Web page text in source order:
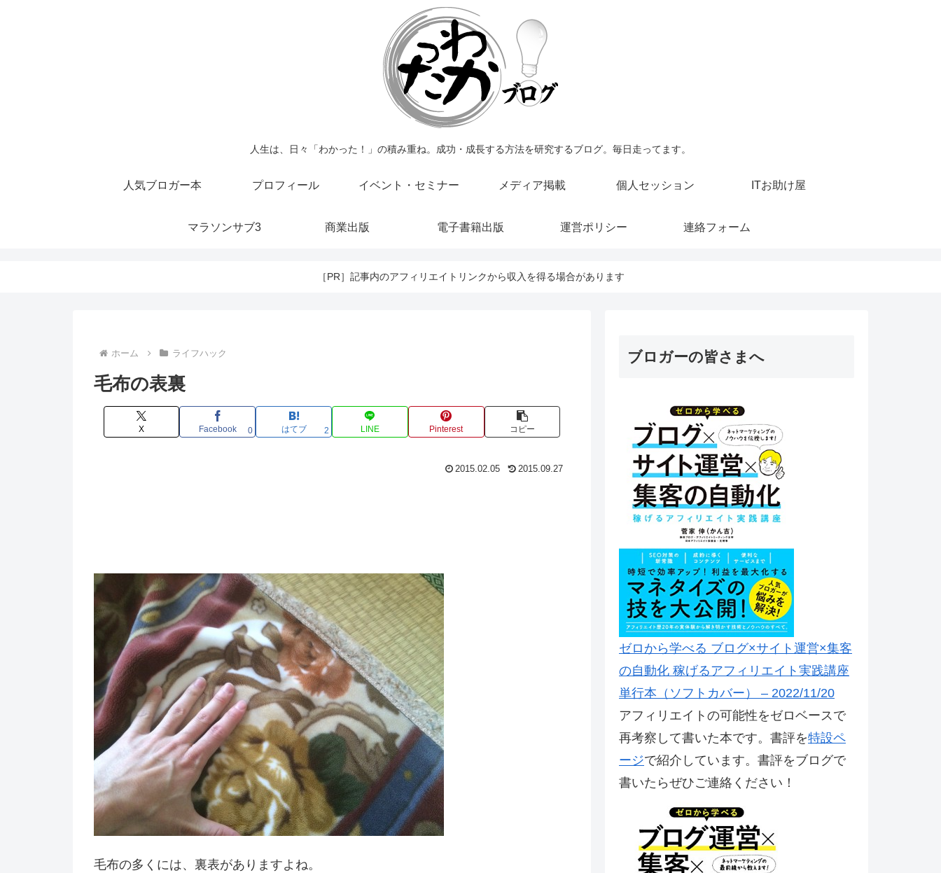
人生は、日々「わかった！」の積み重ね。成功・成長する方法を研究するブログ。毎日走ってます。
人気ブロガー本 プロフィール イベント・セミナー メディア掲載 個人セッション ITお助け屋
マラソンサブ3 商業出版 電子書籍出版 運営ポリシー 連絡フォーム
［PR］記事内のアフィリエイトリンクから収入を得る場合があります
ホーム ライフハック
毛布の表裏
X Facebook 0 はてブ 2 LINE Pinterest コピー
2015.02.05 2015.09.27
毛布の多くには、裏表がありますよね。
ブロガーの皆さまへ
ゼロから学べる ブログ×サイト運営×集客
の自動化 稼げるアフィリエイト実践講座
単行本（ソフトカバー） – 2022/11/20
アフィリエイトの可能性をゼロベースで
再考察して書いた本です。書評を特設ペ
ージで紹介しています。書評をブログで
書いたらぜひご連絡ください！